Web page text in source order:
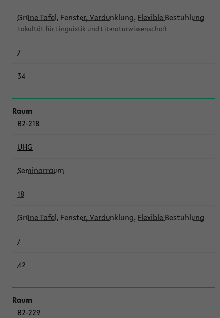
Grüne Tafel, Fenster, Verdunklung, Flexible Bestuhlung
Fakultät für Linguistik und Literaturwissenschaft
7
34
B2-218
UHG
Seminarraum
18
Grüne Tafel, Fenster, Verdunklung, Flexible Bestuhlung
7
42
B2-229